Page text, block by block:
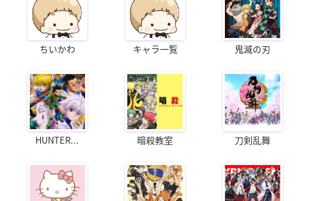
ちいかわ キャラ一覧 鬼滅の刃
HUNTER... 暗殺教室 刀剣乱舞